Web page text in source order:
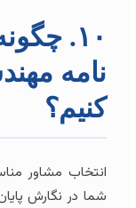
۱۰.
نامه
کنیم؟
انتخاب مشاور
شما در نگارش پایان